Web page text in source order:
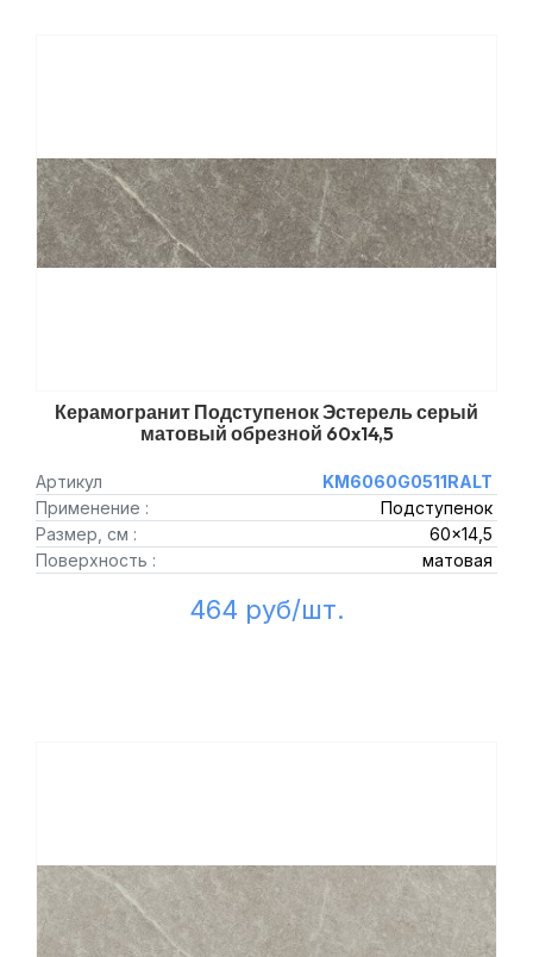
Керамогранит Подступенок Эстерель серый
матовый обрезной 60x14,5
Артикул
KM6060G0511RALT
Применение :
Подступенок
Размер, см :
60x14,5
Поверхность :
матовая
464 руб/шт.